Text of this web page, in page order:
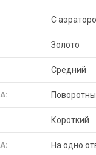
С
Золото
Средний
Короткий
На одно